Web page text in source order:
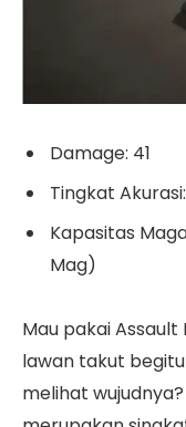
Damage: 41
Tingkat
Kapasitas
Mag)
Mau pakai Assault
lawan takut
melihat